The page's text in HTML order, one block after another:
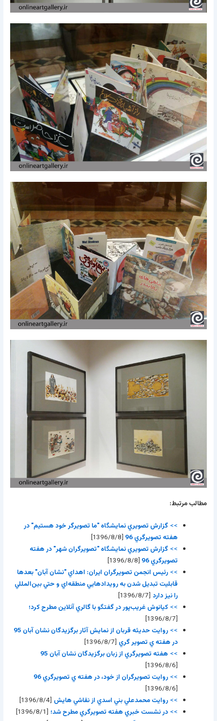
مطالب مرتبط:
>>گزارش تصويري نمايشگاه "ما تصويرگر خود هستيم" در
هفته تصويرگري 96
[1396/8/8]
>>گزارش تصويري نمايشگاه "تصويرگران شهر" در هفته
تصويرگري 96
[1396/8/8]
>>رئيس انجمن تصويرگران ايران: اهداي "نشان آبان" بعدها
قابليت تبديل شدن به رويدادهايي منطقه‌اي و حتي بين‌المللي
را نيز دارد [1396/8/7]
>>کيانوش غريب‌پور در گفتگو با گالري آنلاين مطرح کرد؛
[1396/8/7]
>>
روايت حديثه قربان از نمايش آثار برگزيدگان نشان آبان 95
در هفته ي تصوير گري [1396/8/7]
>> هفته تصويرگري از زبان برگزيدگان نشان آبان 95
[1396/8/6]
>>روايت تصويرگران از خود، در هفته ي تصويرگري 96
[1396/8/6]
>>روايت محمدعلي بني اسدي از نقاشي هايش [1396/8/4]
>>در نشست خبري هفته تصويرگري مطرح شد؛ [1396/8/1]